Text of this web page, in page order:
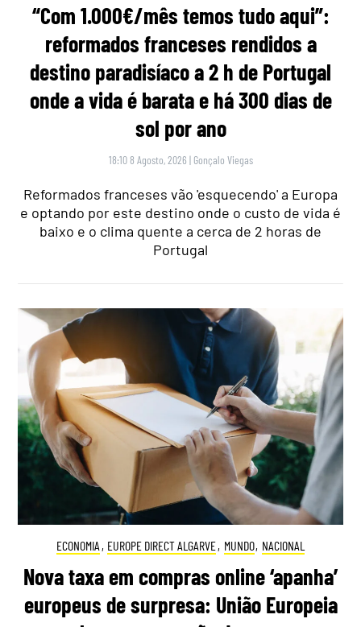
“Com 1.000€/mês temos tudo aqui”:
reformados franceses rendidos a
destino paradisíaco a 2 h de Portugal
onde a vida é barata e há 300 dias de
sol por ano
18:10 8 Agosto, 2026 | Gonçalo Viegas
Reformados franceses vão 'esquecendo' a Europa
e optando por este destino onde o custo de vida é
baixo e o clima quente a cerca de 2 horas de
Portugal
ECONOMIA , EUROPE DIRECT ALGARVE, MUNDO, NACIONAL
Nova taxa em compras online ‘apanha’
europeus de surpresa: União Europeia